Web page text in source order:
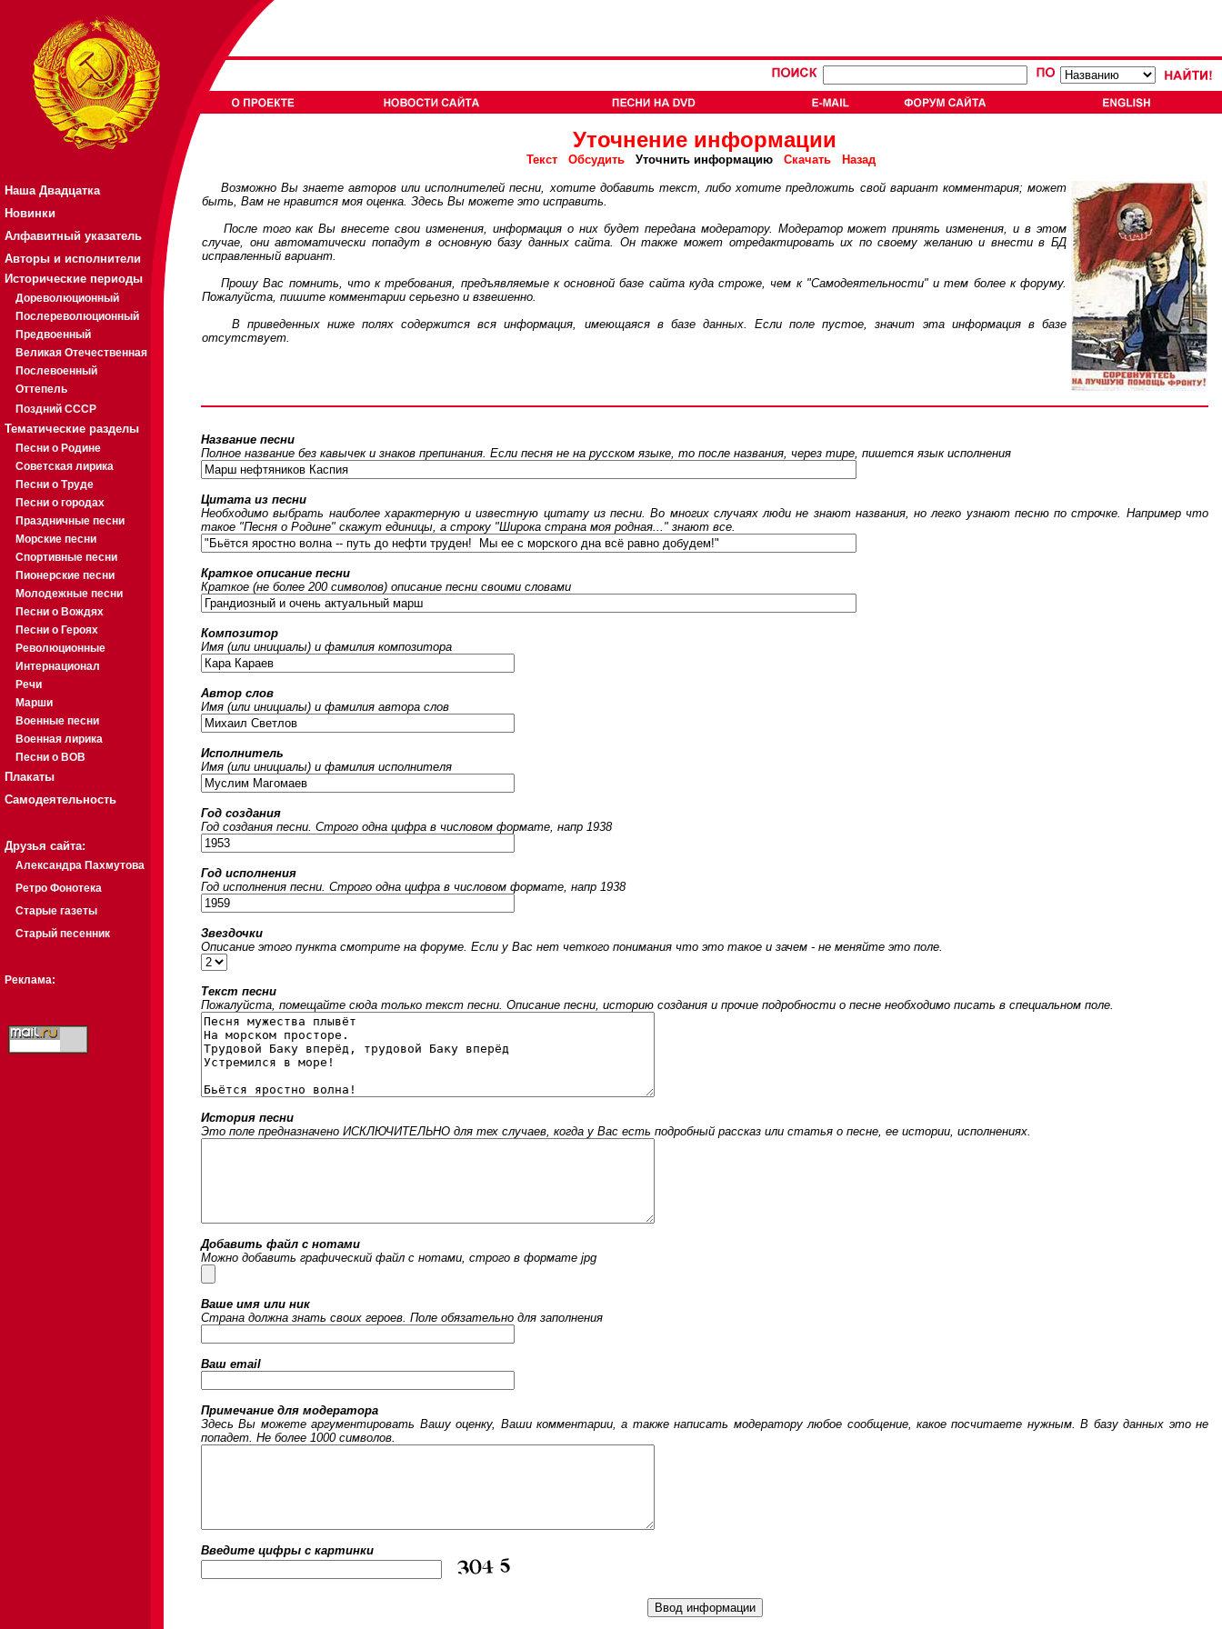
Наша Двадцатка
Новинки
Алфавитный указатель
Авторы и исполнители
Исторические периоды
Дореволюционный
Послереволюционный
Предвоенный
Великая Отечественная
Послевоенный
Оттепель
Поздний СССР
Тематические разделы
Песни о Родине
Советская лирика
Песни о Труде
Песни о городах
Праздничные песни
Морские песни
Спортивные песни
Пионерские песни
Молодежные песни
Песни о Вождях
Песни о Героях
Революционные
Интернационал
Речи
Марши
Военные песни
Военная лирика
Песни о ВОВ
Плакаты
Самодеятельность
Друзья сайта:
Александра Пахмутова
Ретро Фонотека
Старые газеты
Старый песенник
Реклама:
Уточнение информации
Текст Обсудить Уточнить информацию Скачать Назад
Возможно Вы знаете авторов или исполнителей песни, хотите добавить текст, либо хотите предложить свой вариант комментария; может
быть, Вам не нравится моя оценка. Здесь Вы можете это исправить.
После того как Вы внесете свои изменения, информация о них будет передана модератору. Модератор может принять изменения, и в этом
случае, они автоматически попадут в основную базу данных сайта. Он также может отредактировать их по своему желанию и внести в БД
исправленный вариант.
Прошу Вас помнить, что к требования, предъявляемые к основной базе сайта куда строже, чем к "Самодеятельности" и тем более к форуму.
Пожалуйста, пишите комментарии серьезно и взвешенно.
В приведенных ниже полях содержится вся информация, имеющаяся в базе данных. Если поле пустое, значит эта информация в базе
отсутствует.
Название песни
Полное название без кавычек и знаков препинания. Если песня не на русском языке, то после названия, через тире, пишется язык исполнения
Цитата из песни
Необходимо выбрать наиболее характерную и известную цитату из песни. Во многих случаях люди не знают названия, но легко узнают песню по строчке. Например что
такое "Песня о Родине" скажут единицы, а строку "Широка страна моя родная..." знают все.
Краткое описание песни
Краткое (не более 200 символов) описание песни своими словами
Композитор
Имя (или инициалы) и фамилия композитора
Автор слов
Имя (или инициалы) и фамилия автора слов
Исполнитель
Имя (или инициалы) и фамилия исполнителя
Год создания
Год создания песни. Строго одна цифра в числовом формате, напр 1938
Год исполнения
Год исполнения песни. Строго одна цифра в числовом формате, напр 1938
Звездочки
Описание этого пункта смотрите на форуме. Если у Вас нет четкого понимания что это такое и зачем - не меняйте это поле.
Текст песни
Пожалуйста, помещайте сюда только текст песни. Описание песни, историю создания и прочие подробности о песне необходимо писать в специальном поле.
История песни
Это поле предназначено ИСКЛЮЧИТЕЛЬНО для тех случаев, когда у Вас есть подробный рассказ или статья о песне, ее истории, исполнениях.
Добавить файл с нотами
Можно добавить графический файл с нотами, строго в формате jpg
Ваше имя или ник
Страна должна знать своих героев. Поле обязательно для заполнения
Ваш email
Примечание для модератора
Здесь Вы можете аргументировать Вашу оценку, Ваши комментарии, а также написать модератору любое сообщение, какое посчитаете нужным. В базу данных это не
попадет. Не более 1000 символов.
Введите цифры c картинки